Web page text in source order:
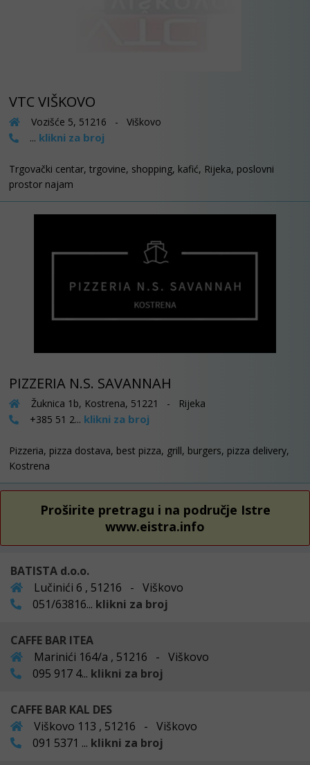
VTC VIŠKOVO
Vozišće 5, 51216 - Viškovo
... klikni za broj
Trgovački centar, trgovine, shopping, kafić, Rijeka, poslovni
prostor najam
PIZZERIA N.S. SAVANNAH
Žuknica 1b, Kostrena, 51221 - Rijeka
+385 51 2... klikni za broj
Pizzeria, pizza dostava, best pizza, grill, burgers, pizza delivery,
Kostrena
Proširite pretragu i na područje Istre
www.eistra.info
BATISTA d.o.o.
Lučinići 6 , 51216 - Viškovo
051/63816... klikni za broj
CAFFE BAR ITEA
Marinići 164/a , 51216 - Viškovo
095 917 4... klikni za broj
CAFFE BAR KAL DES
Viškovo 113 , 51216 - Viškovo
091 5371 ... klikni za broj